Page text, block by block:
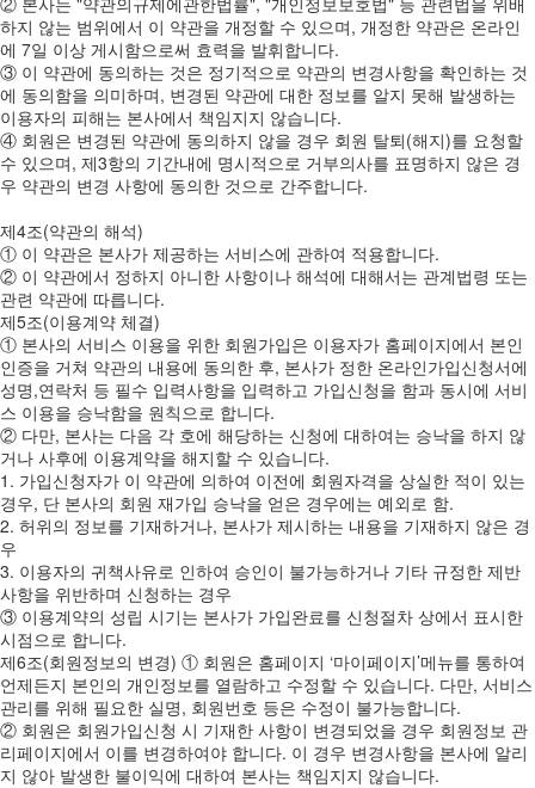
하지 않는 범위에서 이 약관을 개정할 수 있으며, 개정한 약관은 온라인
에 7일 이상 게시함으로써 효력을 발휘합니다.
③ 이 약관에 동의하는 것은 정기적으로 약관의 변경사항을 확인하는 것
에 동의함을 의미하며, 변경된 약관에 대한 정보를 알지 못해 발생하는
이용자의 피해는 본사에서 책임지지 않습니다.
④ 회원은 변경된 약관에 동의하지 않을 경우 회원 탈퇴(해지)를 요청할
수 있으며, 제3항의 기간내에 명시적으로 거부의사를 표명하지 않은 경
우 약관의 변경 사항에 동의한 것으로 간주합니다.
제4조(약관의 해석)
① 이 약관은 본사가 제공하는 서비스에 관하여 적용합니다.
② 이 약관에서 정하지 아니한 사항이나 해석에 대해서는 관계법령 또는
관련 약관에 따릅니다.
제5조(이용계약 체결)
① 본사의 서비스 이용을 위한 회원가입은 이용자가 홈페이지에서 본인
인증을 거쳐 약관의 내용에 동의한 후, 본사가 정한 온라인가입신청서에
성명,연락처 등 필수 입력사항을 입력하고 가입신청을 함과 동시에 서비
스 이용을 승낙함을 원칙으로 합니다.
② 다만, 본사는 다음 각 호에 해당하는 신청에 대하여는 승낙을 하지 않
거나 사후에 이용계약을 해지할 수 있습니다.
1. 가입신청자가 이 약관에 의하여 이전에 회원자격을 상실한 적이 있는
경우, 단 본사의 회원 재가입 승낙을 얻은 경우에는 예외로 함.
2. 허위의 정보를 기재하거나, 본사가 제시하는 내용을 기재하지 않은 경
우
3. 이용자의 귀책사유로 인하여 승인이 불가능하거나 기타 규정한 제반
사항을 위반하며 신청하는 경우
③ 이용계약의 성립 시기는 본사가 가입완료를 신청절차 상에서 표시한
시점으로 합니다.
제6조(회원정보의 변경) ① 회원은 홈페이지 ‘마이페이지’메뉴를 통하여
언제든지 본인의 개인정보를 열람하고 수정할 수 있습니다. 다만, 서비스
관리를 위해 필요한 실명, 회원번호 등은 수정이 불가능합니다.
② 회원은 회원가입신청 시 기재한 사항이 변경되었을 경우 회원정보 관
리페이지에서 이를 변경하여야 합니다. 이 경우 변경사항을 본사에 알리
지 않아 발생한 불이익에 대하여 본사는 책임지지 않습니다.